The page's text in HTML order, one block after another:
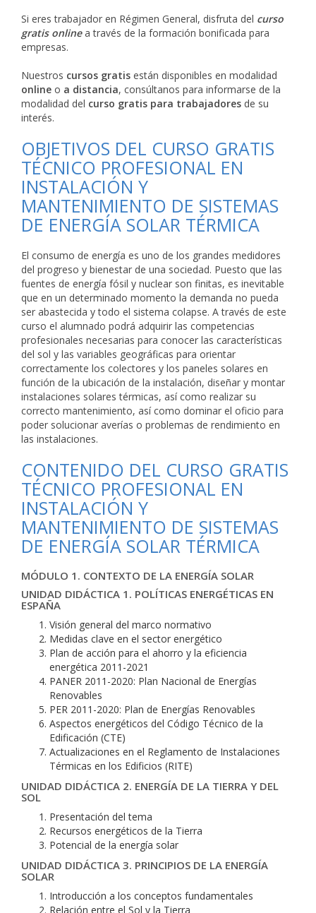
Si eres trabajador en Régimen General, disfruta del curso
gratis onlinea través de la formación bonificada para
empresas.
Nuestros cursos gratis están disponibles en modalidad
online o a distancia, consúltanos para informarse de la
modalidad del curso gratis para trabajadores de su
interés.
OBJETIVOS DEL CURSO GRATIS
TÉCNICO PROFESIONAL EN
INSTALACIÓN Y
MANTENIMIENTO DE SISTEMAS
DE ENERGÍA SOLAR TÉRMICA
El consumo de energía es uno de los grandes medidores
del progreso y bienestar de una sociedad. Puesto que las
fuentes de energía fósil y nuclear son finitas, es inevitable
que en un determinado momento la demanda no pueda
ser abastecida y todo el sistema colapse. A través de este
curso el alumnado podrá adquirir las competencias
profesionales necesarias para conocer las características
del sol y las variables geográficas para orientar
correctamente los colectores y los paneles solares en
función de la ubicación de la instalación, diseñar y montar
instalaciones solares térmicas, así como realizar su
correcto mantenimiento, así como dominar el oficio para
poder solucionar averías o problemas de rendimiento en
las instalaciones.
CONTENIDO DEL CURSO GRATIS
TÉCNICO PROFESIONAL EN
INSTALACIÓN Y
MANTENIMIENTO DE SISTEMAS
DE ENERGÍA SOLAR TÉRMICA
MÓDULO 1. CONTEXTO DE LA ENERGÍA SOLAR
UNIDAD DIDÁCTICA 1. POLÍTICAS ENERGÉTICAS EN
ESPAÑA
Visión general del marco normativo
Medidas clave en el sector energético
Plan de acción para el ahorro y la eficiencia
energética 2011-2021
PANER 2011-2020: Plan Nacional de Energías
Renovables
PER 2011-2020: Plan de Energías Renovables
Aspectos energéticos del Código Técnico de la
Edificación (CTE)
Actualizaciones en el Reglamento de Instalaciones
Térmicas en los Edificios (RITE)
UNIDAD DIDÁCTICA 2. ENERGÍA DE LA TIERRA Y DEL
SOL
Presentación del tema
Recursos energéticos de la Tierra
Potencial de la energía solar
UNIDAD DIDÁCTICA 3. PRINCIPIOS DE LA ENERGÍA
SOLAR
Introducción a los conceptos fundamentales
Relación entre el Sol y la Tierra